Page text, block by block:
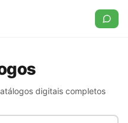
digitais completos